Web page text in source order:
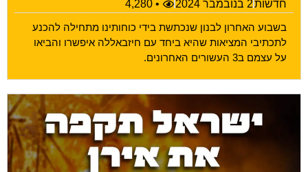
חדשות2 בנובמבר 2024
• 4,280
בשבוע האחרון לבנון שנכתשת בידי כוחותינו מתחילה להכנע
לתכתיבי המציאות שהיא ביחד עם חיזבאללה איפשרו והביאו
על עצמם ב3 העשורים האחרונים.